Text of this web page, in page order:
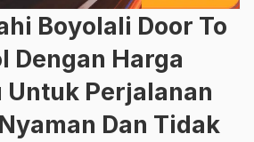
Boyolali Door To
Dengan Harga
Untuk Perjalanan
Dan Tidak